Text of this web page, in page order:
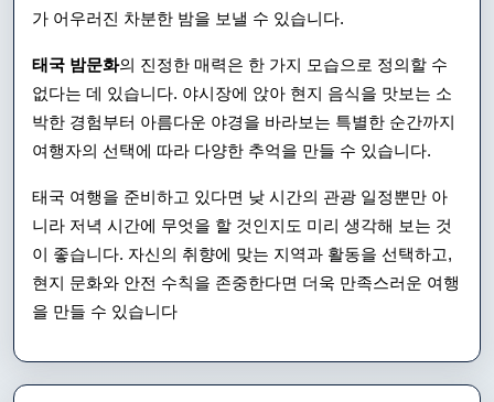
가 어우러진 차분한 밤을 보낼 수 있습니다.
태국 밤문화의 진정한 매력은 한 가지 모습으로 정의할 수
없다는 데 있습니다. 야시장에 앉아 현지 음식을 맛보는 소
박한 경험부터 아름다운 야경을 바라보는 특별한 순간까지
여행자의 선택에 따라 다양한 추억을 만들 수 있습니다.
태국 여행을 준비하고 있다면 낮 시간의 관광 일정뿐만 아
니라 저녁 시간에 무엇을 할 것인지도 미리 생각해 보는 것
이 좋습니다. 자신의 취향에 맞는 지역과 활동을 선택하고,
현지 문화와 안전 수칙을 존중한다면 더욱 만족스러운 여행
을 만들 수 있습니다